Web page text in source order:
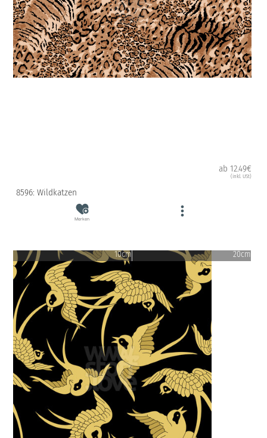
ab 12.49€
(inkl. USt)
8596: Wildkatzen
Merken
10cm 20cm